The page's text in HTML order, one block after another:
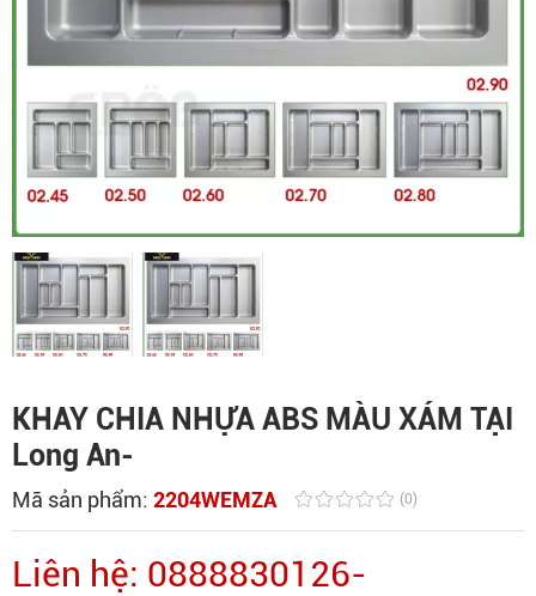
KHAY CHIA NHỰA ABS MÀU XÁM TẠI
Long An-
Mã sản phẩm: 2204WEMZA (0)
Liên hệ: 0888830126-